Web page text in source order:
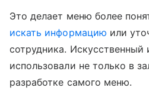
Это делает меню более
искать информацию или
сотрудника. Искусственный
использовали не только в
разработке самого меню.